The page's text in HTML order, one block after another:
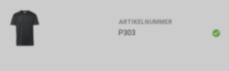
ARTIKELNUMMER
P303